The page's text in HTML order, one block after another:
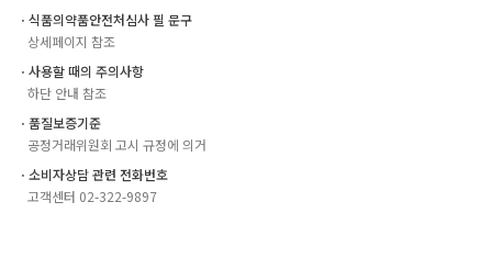
ㆍ식품의약품안전처심사 필 문구
상세페이지 참조
ㆍ사용할 때의 주의사항
하단 안내 참조
ㆍ품질보증기준
공정거래위원회 고시 규정에 의거
ㆍ소비자상담 관련 전화번호
고객센터 02-322-9897